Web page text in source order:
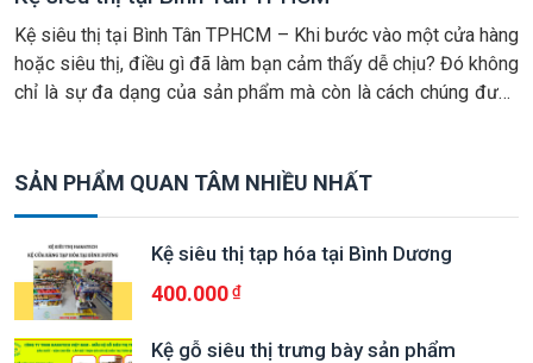
Kệ siêu thị tại Bình Tân TPHCM – Khi bước vào một cửa hàng
hoặc siêu thị, điều gì đã làm bạn cảm thấy dễ chịu? Đó không
chỉ là sự đa dạng của sản phẩm mà còn là cách chúng được
SẢN PHẨM QUAN TÂM NHIỀU NHẤT
Kệ siêu thị tạp hóa tại Bình Dương
400.000
Kệ gỗ siêu thị trưng bày sản phẩm